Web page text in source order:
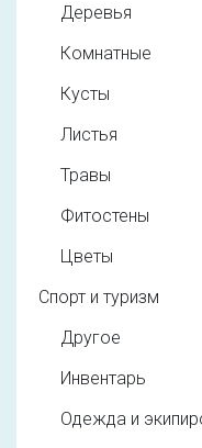
Деревья
Комнатные
Кусты
Листья
Травы
Фитостены
Цветы
Спорт и туризм
Другое
Инвентарь
Одежда и